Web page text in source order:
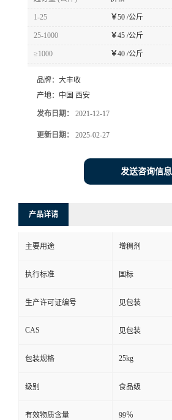
1-25 ￥50 /公斤
25-1000 ￥45 /公斤
≥1000 ￥40 /公斤
品牌： 大丰收
产地： 中国 西安
发布日期： 2021-12-17
更新日期： 2025-02-27
发送咨询信息
产品详请
主要用途 增稠剂
执行标准 国标
生产许可证编号 见包装
CAS 见包装
包装规格 25kg
级别 食品级
有效物质含量 99％